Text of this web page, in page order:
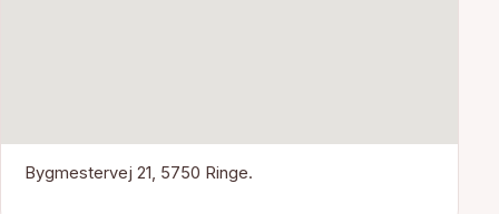
Bygmestervej 21, 5750 Ringe.